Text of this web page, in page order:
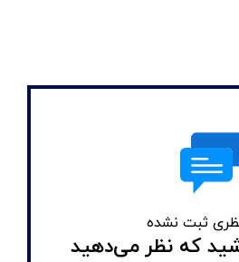
ثبت نشده
که نظر می‌دهید